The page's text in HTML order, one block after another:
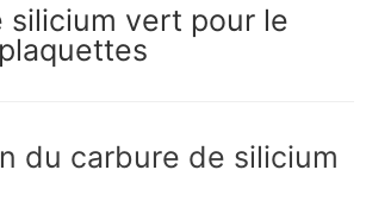
silicium vert pour le
du carbure de silicium